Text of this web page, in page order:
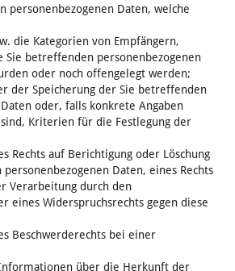
personenbezogenen Daten, welche
die Kategorien von Empfängern,
Sie betreffenden personenbezogenen
oder noch offengelegt werden;
der Speicherung der Sie betreffenden
oder, falls konkrete Angaben
Kriterien für die Festlegung der
Rechts auf Berichtigung oder Löschung
Daten, eines Rechts
Verarbeitung durch den
eines Widerspruchsrechts gegen diese
Beschwerderechts bei einer
über die Herkunft der